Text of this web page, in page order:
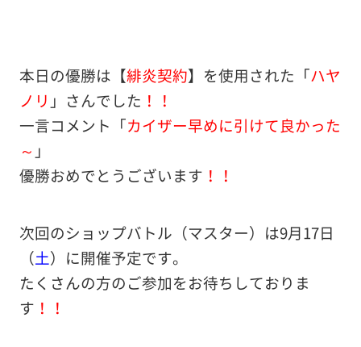
本日の優勝は【緋炎契約】を使用された「ハヤ
ノリ 」さんでした ！！
一言コメント「カイザー早めに引けて良かった
～ 」
優勝おめでとうございます ！！
次回のショップバトル（マスター）は9月17日
（土）に開催予定です。
たくさんの方のご参加をお待ちしておりま
す ！！